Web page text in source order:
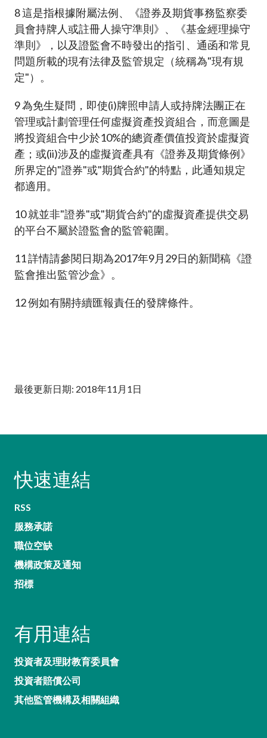
8這是指根據附屬法例、《證券及期貨事務監察委
員會持牌人或註冊人操守準則》、《基金經理操守
準則》，以及證監會不時發出的指引、通函和常見
問題所載的現有法律及監管規定（統稱為"現有規
定"）。
9為免生疑問，即使(i)牌照申請人或持牌法團正在
管理或計劃管理任何虛擬資產投資組合，而意圖是
將投資組合中少於10%的總資產價值投資於虛擬資
產；或(ii)涉及的虛擬資產具有《證券及期貨條例》
所界定的"證券"或"期貨合約"的特點，此通知規定
都適用。
10就並非"證券"或"期貨合約"的虛擬資產提供交易
的平台不屬於證監會的監管範圍。
11詳情請參閱日期為2017年9月29日的新聞稿《證
監會推出監管沙盒》。
12例如有關持續匯報責任的發牌條件。
最後更新日期: 2018年11月1日
快速連結
RSS
服務承諾
職位空缺
機構政策及通知
招標
有用連結
投資者及理財教育委員會
投資者賠償公司
其他監管機構及相關組織